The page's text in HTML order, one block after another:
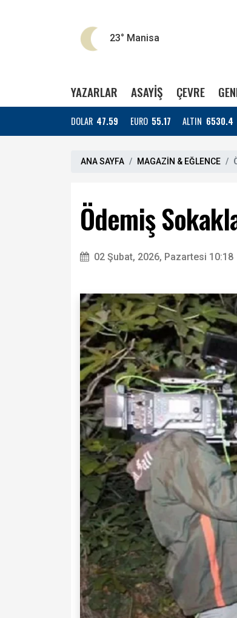
23° Manisa
YAZARLAR ASAYİŞ ÇEVRE
DOLAR 47.59 EURO 55.17 ALTIN 6530.4
ANA SAYFA MAGAZİN & EĞLENCE
Ödemiş
02 Şubat, 2026, Pazartesi 10:18